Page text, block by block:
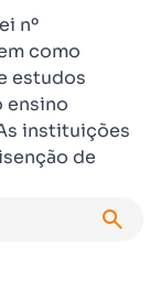
nº
como
estudos
ensino
instituições
de